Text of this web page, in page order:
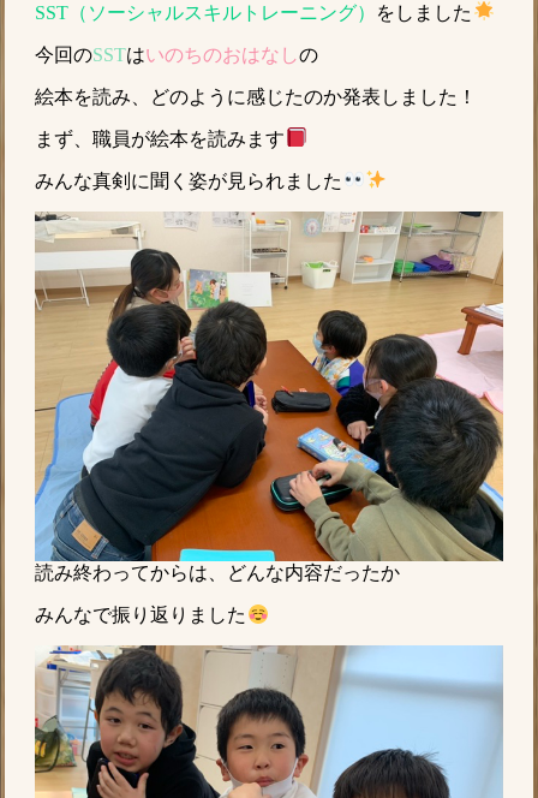
SST（ソーシャルスキルトレーニング） をしました
今回のSSTはいのちのおはなしの
絵本を読み、どのように感じたのか発表しました！
まず、職員が絵本を読みます
みんな真剣に聞く姿が見られました
読み終わってからは、どんな内容だったか
みんなで振り返りました